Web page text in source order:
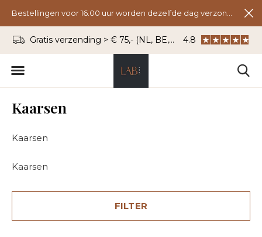
Gratis verzending > € 75,- (NL, BE, DU) WhatsApp: 06 -
4.8
Kaarsen
Kaarsen
Kaarsen
FILTER